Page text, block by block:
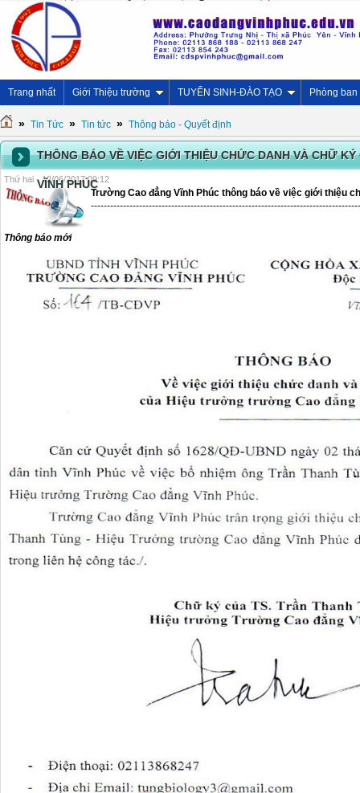
Trang nhất Giới Thiệu trường TUYỂN SINH-ĐÀO TẠO Phòng ban
» Tin Tức » Tin tức » Thông báo - Quyết định
THÔNG BÁO VỀ VIỆC GIỚI THIỆU CHỨC DANH VÀ CHỮ
VĨNH PHÚC
Thứ hai - 12/06/2017 09:12
Thông báo mới
Trường Cao đẳng Vĩnh Phúc thông báo về việc giới thiệu